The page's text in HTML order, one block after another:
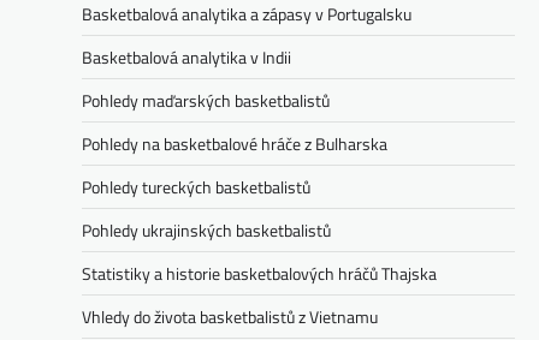
Basketbalová analytika a zápasy v Portugalsku
Basketbalová analytika v Indii
Pohledy maďarských basketbalistů
Pohledy na basketbalové hráče z Bulharska
Pohledy tureckých basketbalistů
Pohledy ukrajinských basketbalistů
Statistiky a historie basketbalových hráčů Thajska
Vhledy do života basketbalistů z Vietnamu